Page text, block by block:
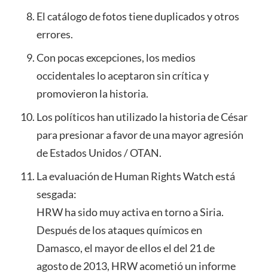
El catálogo de fotos tiene duplicados y otros
errores.
Con pocas excepciones, los medios
occidentales lo aceptaron sin crítica y
promovieron la historia.
Los políticos han utilizado la historia de César
para presionar a favor de una mayor agresión
de Estados Unidos / OTAN.
La evaluación de Human Rights Watch está
sesgada:
HRW ha sido muy activa en torno a Siria.
Después de los ataques químicos en
Damasco, el mayor de ellos el del 21 de
agosto de 2013, HRW acometió un informe